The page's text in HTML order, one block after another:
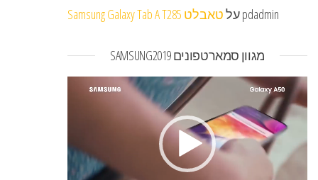
pdadminעלטאבלט Samsung Galaxy Tab A T285
מגוון סמארטפונים SAMSUNG2019
נגן
וידאו